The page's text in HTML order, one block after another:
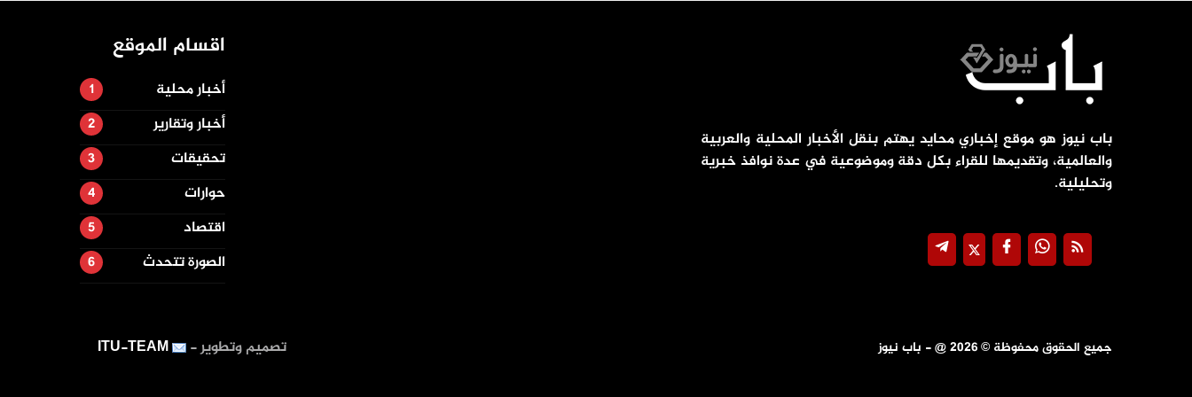
باب نيوز هو موقع إخباري محايد يهتم بنقل الأخبار المحلية والعربية
والعالمية، وتقديمها للقراء بكل دقة وموضوعية في عدة نوافذ خبرية
وتحليلية.
اقسام الموقع
أخبار محلية
أخبار وتقارير
تحقيقات
حوارات
اقتصاد
الصورة تتحدث
جميع الحقوق محفوظة ©2026@ - باب نيوز تصميم وتطوير - ITU-TEAM